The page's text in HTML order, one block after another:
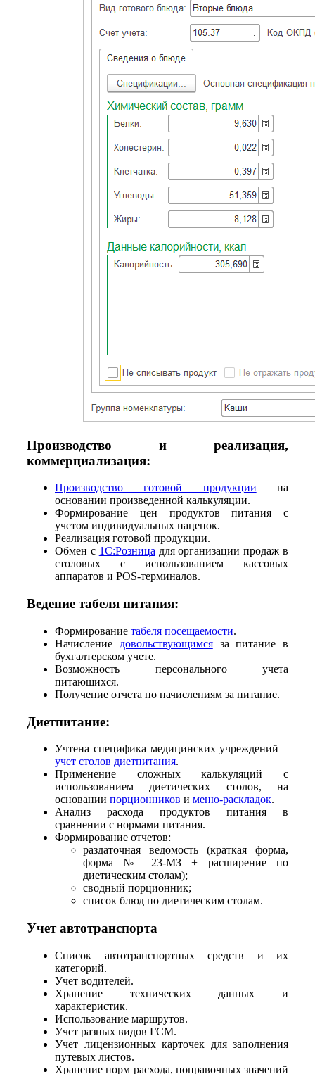
Производство и реализация,
коммерциализация:
Производство готовой продукции на
основании произведенной калькуляции.
Формирование цен продуктов питания с
учетом индивидуальных наценок.
Реализация готовой продукции.
Обмен с 1С:Розницадля организации продаж в
столовых с использованием кассовых
аппаратов и POS-терминалов.
Ведение табеля питания:
Формирование табеля посещаемости.
Начисление довольствующимсяза питание в
бухгалтерском учете.
Возможность персонального учета
питающихся.
Получение отчета по начислениям за питание.
Диетпитание:
Учтена специфика медицинских учреждений –
учет столов диетпитания.
Применение сложных калькуляций с
использованием диетических столов, на
основании порционников и меню-раскладок.
Анализ расхода продуктов питания в
сравнении с нормами питания.
Формирование отчетов:
раздаточная ведомость (краткая форма,
форма № 23-МЗ + расширение по
диетическим столам);
сводный порционник;
список блюд по диетическим столам.
Учет автотранспорта
Список автотранспортных средств и их
категорий.
Учет водителей.
Хранение технических данных и
характеристик.
Использование маршрутов.
Учет разных видов ГСМ.
Учет лицензионных карточек для заполнения
путевых листов.
Хранение норм расхода, поправочных значений